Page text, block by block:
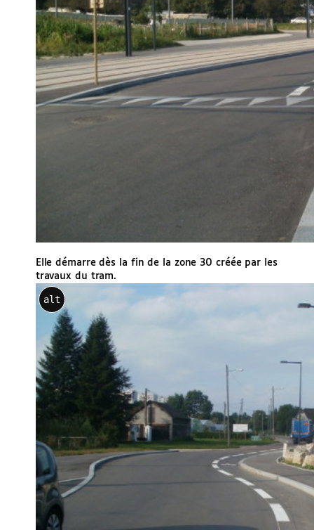
Elle démarre dès la fin de la zone 30 créée par les
travaux du tram.
alt